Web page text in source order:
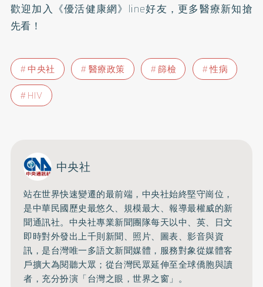
歡迎加入 《優活健康網》line好友 ，更多醫療新知搶
先看！
中央社 醫療政策 篩檢
性病
HIV
中央社
站在世界快速變遷的最前端，中央社始終堅守崗位，
是中華民國歷史最悠久、規模最大、報導最權威的新
聞通訊社。中央社專業新聞團隊每天以中、英、日文
即時對外發出上千則新聞、照片、圖表、影音與資
訊，是台灣唯一多語文新聞媒體，服務對象從媒體客
戶擴大為閱聽大眾；從台灣民眾延伸至全球僑胞與讀
者，充分扮演「台灣之眼，世界之窗」。